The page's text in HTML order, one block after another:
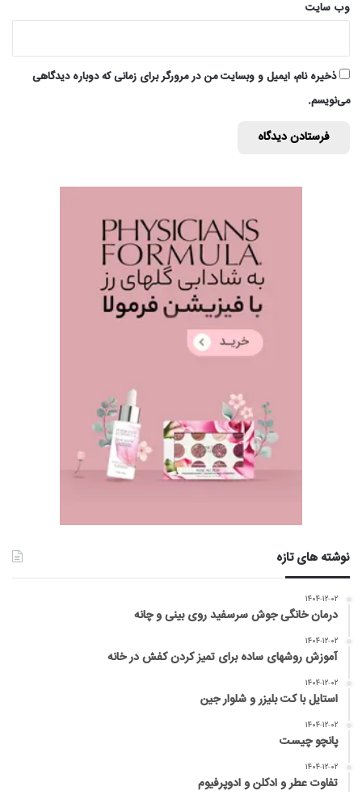
وب‌ سایت
ذخیره نام، ایمیل و وبسایت من در مرورگر برای زمانی که دوباره دیدگاهی
می‌نویسم.
نوشته های تازه
۱۴۰۴-۱۲-۰۲
درمان خانگی جوش سرسفید روی بینی و چانه
۱۴۰۴-۱۲-۰۲
آموزش روشهای ساده برای تمیز کردن کفش در خانه
۱۴۰۴-۱۲-۰۲
استایل با کت بلیزر و شلوار جین
۱۴۰۴-۱۲-۰۲
پانچو چیست
۱۴۰۴-۱۲-۰۲
تفاوت عطر و ادکلن و ادوپرفیوم